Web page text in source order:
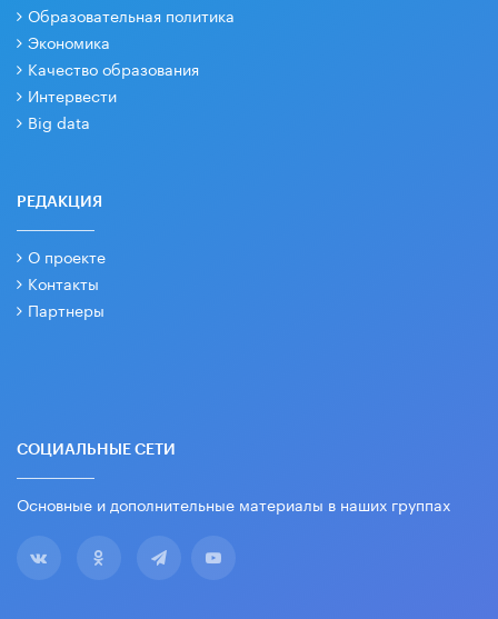
Образовательная политика
Экономика
Качество образования
Интервести
Big data
РЕДАКЦИЯ
О проекте
Контакты
Партнеры
СОЦИАЛЬНЫЕ СЕТИ
Основные и дополнительные материалы в наших группах